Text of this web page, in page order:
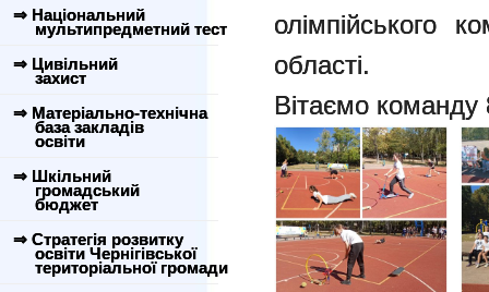
⇒ Національний
мультипредметний тест
⇒ Цивільний
захист
⇒ Матеріально-технічна
база закладів
освіти
⇒ Шкільний
громадський
бюджет
⇒ Стратегія розвитку
освіти Чернігівської
територіальної громади
олімпійського
області.
Вітаємо